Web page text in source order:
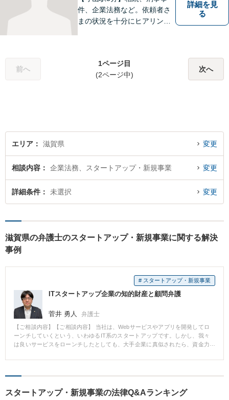
件、企業法務など。依頼者さ
まの状況を十分にヒアリング
ます。お気軽にご相談くださ
い【隣接駐車場あり】
詳細を見
る
前へ
1ページ目
(2ページ中)
次へ
エリア 滋賀県 変更
相談内容 企業法務、スタートアップ・新規事業 変更
詳細条件 未選択 変更
滋賀県の弁護士のスタートアップ・新規事業に関する解決
事例
# スタートアップ・新規事業
ITスタートアップ企業の知的財産と顧問弁護
菅井 勇人 弁護士
【ご相談内容】【ご相談内容】 当社は、Webサービスやアプリを開発してロ
ーンチしていくという、いわゆるIT系のスタートアップです。しかし、我々
は良いサービスをローンチしたとしても、大手企業に真似されたら、資金力
く必要性は感じていました。 【解決の過程と結果】 東京スタートアップ法律
ることにしました。現在商標は取得できて特許は出願中ですが、法律顧問に
いてくれるおかげで、事業に集中して取り組むことができています。また、
スタートアップ・新規事業の法律Q&Aランキング